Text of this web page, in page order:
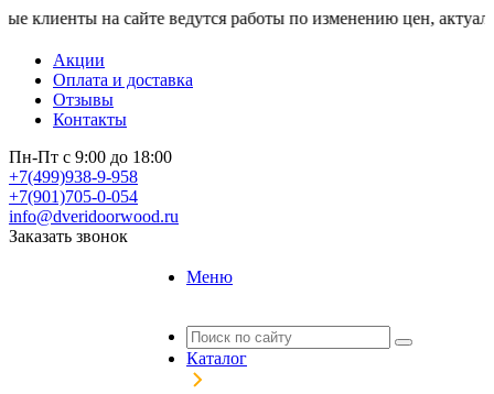
на сайте ведутся работы по изменению цен, актуальную
Акции
Оплата и доставка
Отзывы
Контакты
Пн-Пт с 9:00 до 18:00
+7(499)938-9-958
+7(901)705-0-054
info@dveridoorwood.ru
Заказать звонок
Меню
Каталог